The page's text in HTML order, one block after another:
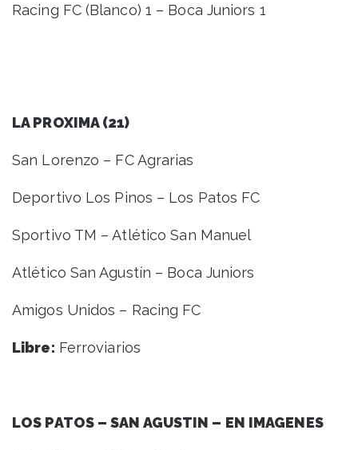
Racing FC (Blanco) 1 – Boca Juniors 1
LA PROXIMA (21)
San Lorenzo – FC Agrarias
Deportivo Los Pinos – Los Patos FC
Sportivo TM – Atlético San Manuel
Atlético San Agustín – Boca Juniors
Amigos Unidos – Racing FC
Libre: Ferroviarios
LOS PATOS – SAN AGUSTIN – EN IMAGENES